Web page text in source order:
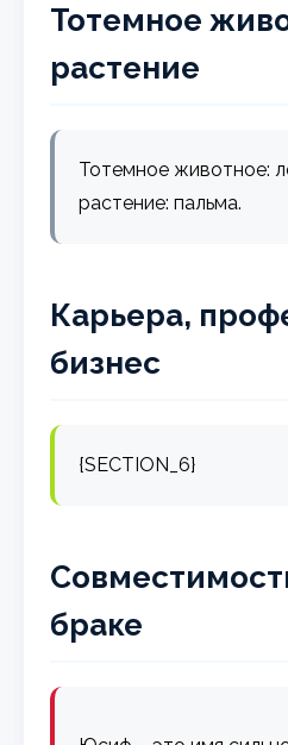
Тотемное
растение
Тотемное животное:
растение: пальма.
Карьера,
бизнес
{SECTION_6}
браке